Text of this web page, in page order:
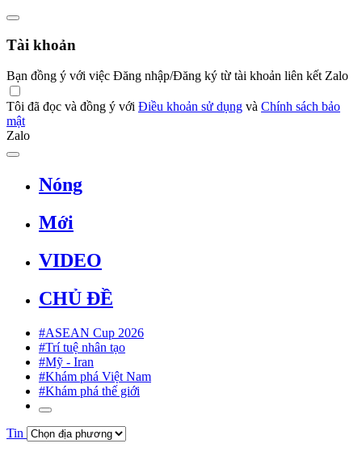
Tài khoản
Bạn đồng ý với việc Đăng nhập/Đăng ký từ tài khoản liên kết Zalo
Tôi đã đọc và đồng ý với Điều khoản sử dụng và Chính sách bảo
mật
Zalo
Nóng
Mới
VIDEO
CHỦ ĐỀ
#ASEAN Cup 2026
#Trí tuệ nhân tạo
#Mỹ - Iran
#Khám phá Việt Nam
#Khám phá thế giới
Tin